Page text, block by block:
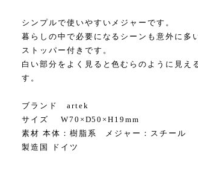
シンプルで使いやすいメジャーです。
暮らしの中で必要になるシーンも意外に多
ストッパー付きです。
白い部分をよく見ると色むらのように見え
す。
ブランド artek
サイズ W70×D50×H19mm
素材 本体：樹脂系 メジャー：スチール
製造国 ドイツ